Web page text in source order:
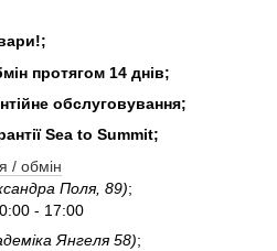
протягом 14 днів;
обслуговування;
Sea to Summit;
/ обмін
Поля, 89);
- 17:00
Янгеля 58);